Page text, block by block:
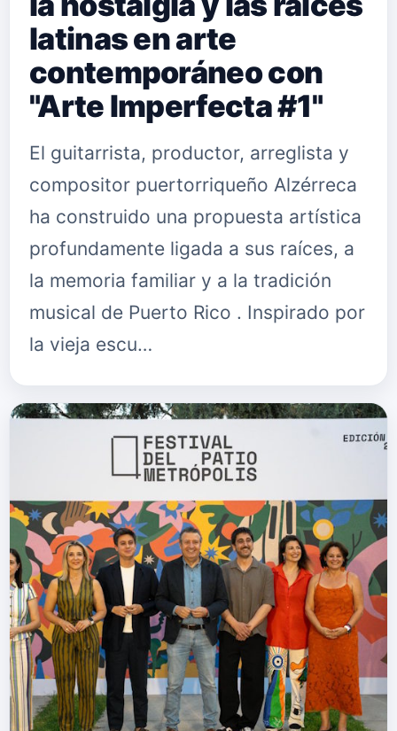
latinas en arte
contemporáneo con
"Arte Imperfecta #1"
El guitarrista, productor, arreglista y
compositor puertorriqueño Alzérreca
ha construido una propuesta artística
profundamente ligada a sus raíces, a
la memoria familiar y a la tradición
musical de Puerto Rico . Inspirado por
la vieja escu…